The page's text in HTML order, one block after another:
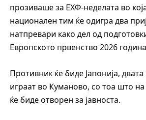
прозиваше за ЕХФ-неделата во
национален тим ќе одигра два
натпревари како дел од
Европското првенство 2026
Противник ќе биде Јапонија,
играат во Куманово, со тоа што
ќе биде отворен за јавноста.